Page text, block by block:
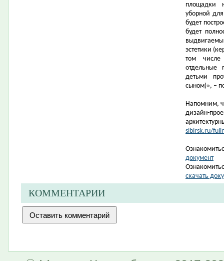
площадки
уборной
будет
будет
эстетики
том числе
отдельные
детьми
сыном)», –
Напомним,
дизайн-
sibirsk.ru/
документ
скачать
КОММЕНТАРИИ